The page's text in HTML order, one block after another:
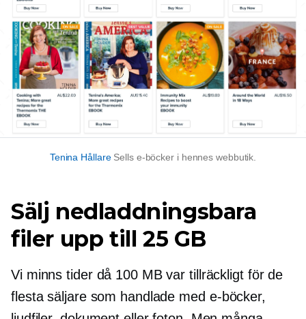
Tenina HållareSells e-böcker i hennes webbutik.
Sälj nedladdningsbara
filer upp till 25 GB
Vi minns tider då 100 MB var tillräckligt för de
flesta säljare som handlade med e-böcker,